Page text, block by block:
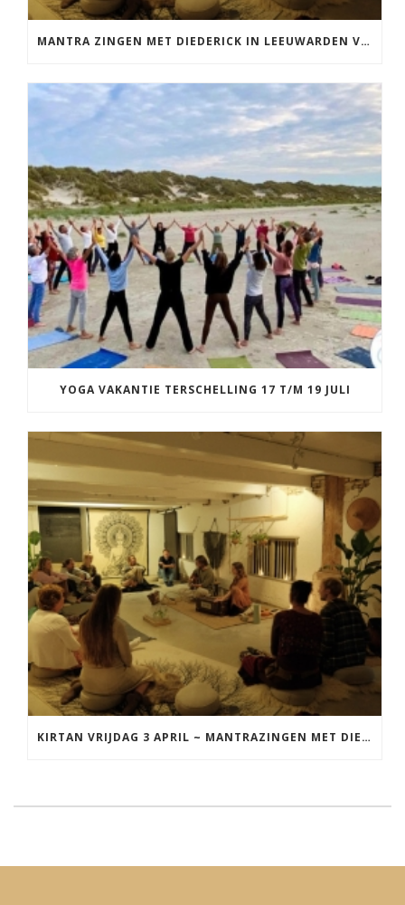
MANTRA ZINGEN MET DIEDERICK IN LEEUWARDEN VRIJDAG 12 JUNI KIRTAN
YOGA VAKANTIE TERSCHELLING 17 T/M 19 JULI
KIRTAN VRIJDAG 3 APRIL ~ MANTRAZINGEN MET DIEDERICK IN LEEUWARDEN